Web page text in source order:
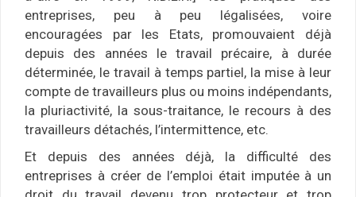
entreprises, peu à peu légalisées, voire
encouragées par les Etats, promouvaient déjà
depuis des années le travail précaire, à durée
déterminée, le travail à temps partiel, la mise à leur
compte de travailleurs plus ou moins indépendants,
la pluriactivité, la sous-traitance, le recours à des
travailleurs détachés, l’intermittence, etc.
Et depuis des années déjà, la difficulté des
entreprises à créer de l’emploi était imputée à un